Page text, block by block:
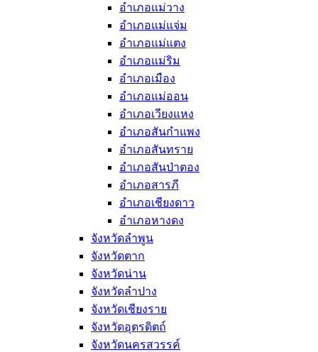
อำเภอแม่วาง
อำเภอแม่แจ่ม
อำเภอแม่แตง
อำเภอแม่ริม
อำเภอเมือง
อำเภอแม่ออน
อำเภอเวียงแหง
อำเภอสันกำแพง
อำเภอสันทราย
อำเภอสันป่าตอง
อำเภอสารภี
อำเภอเชียงดาว
อำเภอหางดง
จังหวัดลำพูน
จังหวัดตาก
จังหวัดน่าน
จังหวัดลำปาง
จังหวัดเชียงราย
จังหวัดอุตรดิตถ์
จังหวัดนครสวรรค์